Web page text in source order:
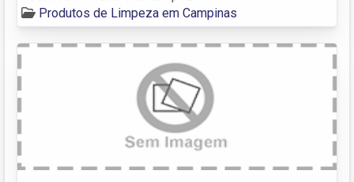
Produtos de Limpeza em Campinas